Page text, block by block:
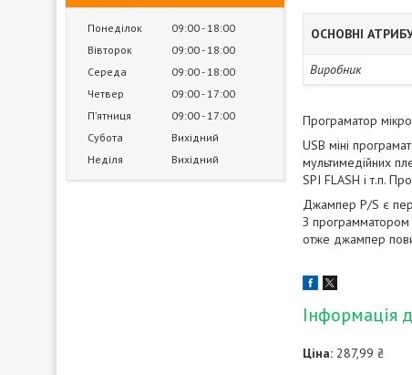
Понеділок 09:00 18:00
Вівторок
09:00 18:00
Середа
09:00 18:00
Четвер
09:00 17:00
Пʼятниця
09:00 17:00
Субота
Вихідний
Неділя
Вихідний
ОСНОВНІ
Виробник
Програматор
USB міні
мультимедійних
SPI FLASH і т.п.
Джампер P/S є
З программатором
отже джампер
Інформація
Ціна: 287,99 ₴